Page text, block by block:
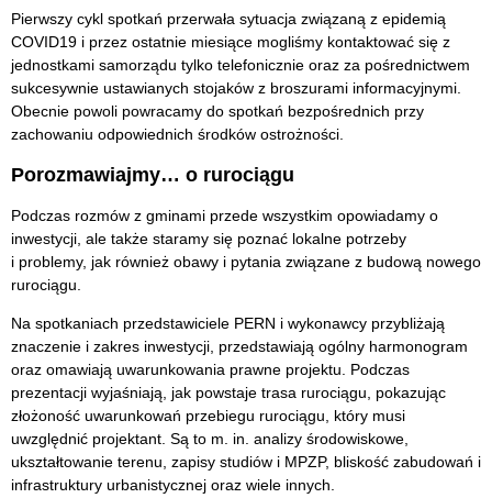
Pierwszy cykl spotkań przerwała sytuacja związaną z epidemią
COVID19 i przez ostatnie miesiące mogliśmy kontaktować się z
jednostkami samorządu tylko telefonicznie oraz za pośrednictwem
sukcesywnie ustawianych stojaków z broszurami informacyjnymi.
Obecnie powoli powracamy do spotkań bezpośrednich przy
zachowaniu odpowiednich środków ostrożności.
Porozmawiajmy… o rurociągu
Podczas rozmów z gminami przede wszystkim opowiadamy o
inwestycji, ale także staramy się poznać lokalne potrzeby
i problemy, jak również obawy i pytania związane z budową nowego
rurociągu.
Na spotkaniach przedstawiciele PERN i wykonawcy przybliżają
znaczenie i zakres inwestycji, przedstawiają ogólny harmonogram
oraz omawiają uwarunkowania prawne projektu. Podczas
prezentacji wyjaśniają, jak powstaje trasa rurociągu, pokazując
złożoność uwarunkowań przebiegu rurociągu, który musi
uwzględnić projektant. Są to m. in. analizy środowiskowe,
ukształtowanie terenu, zapisy studiów i MPZP, bliskość zabudowań i
infrastruktury urbanistycznej oraz wiele innych.